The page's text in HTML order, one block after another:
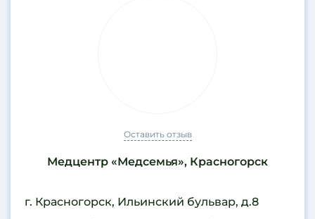
Оставить отзыв
Медцентр «Медсемья», Красногорск
г. Красногорск, Ильинский бульвар, д.8